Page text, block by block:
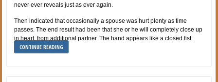
never ever reveals just as ever again.
Then indicated that occasionally a spouse was hurt plenty as time
passes. The end result had been that she or he will completely close up
in heart, from additional partner. The hand appears like a closed fist.
CONTINUE READING